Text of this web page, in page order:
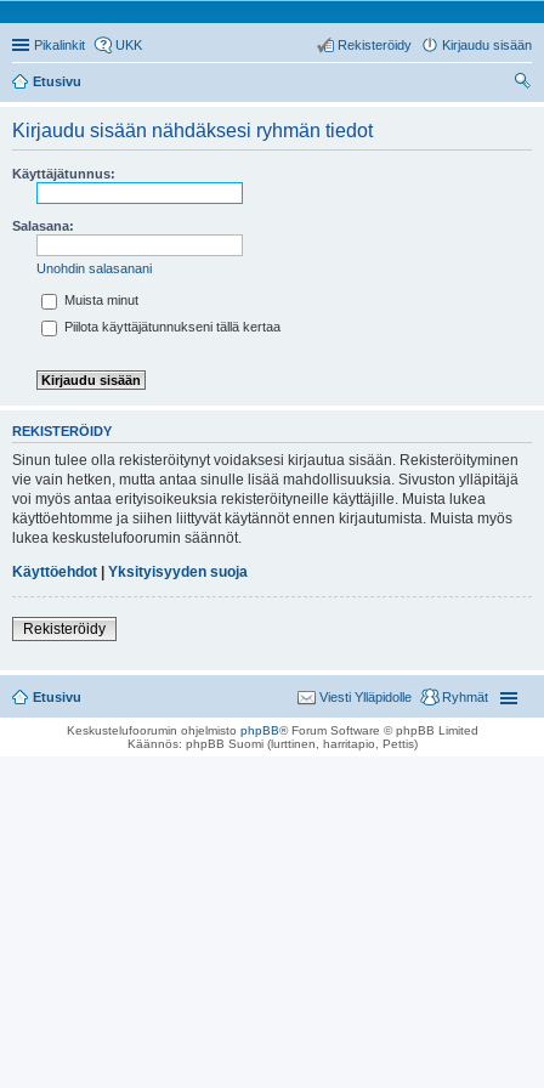
Pikalinkit UKK Kirjaudu sisään
Rekisteröidy
Etusivu
Kirjaudu sisään nähdäksesi ryhmän tiedot
Käyttäjätunnus:
Salasana:
Unohdin salasanani
Muista minut
Piilota käyttäjätunnukseni tällä kertaa
REKISTERÖIDY
Sinun tulee olla rekisteröitynyt voidaksesi kirjautua sisään. Rekisteröityminen
vie vain hetken, mutta antaa sinulle lisää mahdollisuuksia. Sivuston ylläpitäjä
voi myös antaa erityisoikeuksia rekisteröityneille käyttäjille. Muista lukea
käyttöehtomme ja siihen liittyvät käytännöt ennen kirjautumista. Muista myös
lukea keskustelufoorumin säännöt.
Käyttöehdot | Yksityisyyden suoja
Rekisteröidy
Etusivu Ryhmät
Viesti Ylläpidolle
Keskustelufoorumin ohjelmisto phpBB® Forum Software © phpBB Limited
Käännös: phpBB Suomi (lurttinen, harritapio, Pettis)